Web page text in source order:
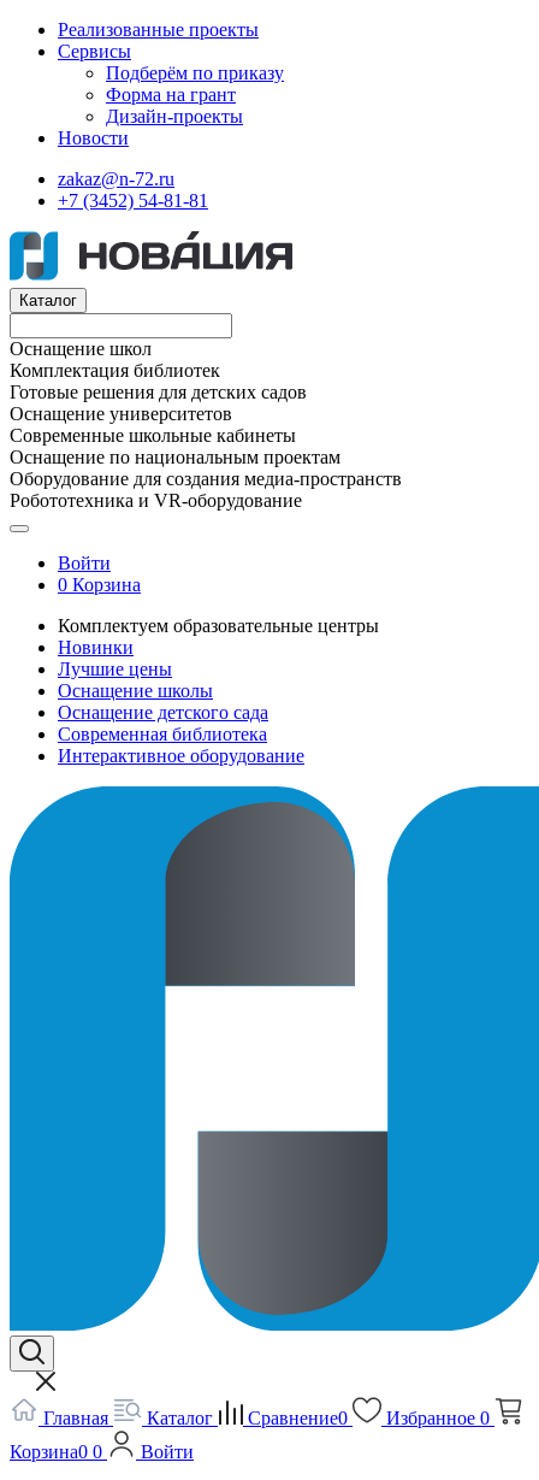
Реализованные проекты
Сервисы
Подберём по приказу
Форма на грант
Дизайн-проекты
Новости
zakaz@n-72.ru
+7 (3452) 54-81-81
Каталог
Оснащение школ
Комплектация библиотек
Готовые решения для детских садов
Оснащение университетов
Современные школьные кабинеты
Оснащение по национальным проектам
Оборудование для создания медиа-пространств
Робототехника и VR-оборудование
Войти
0 Корзина
Комплектуем образовательные центры
Новинки
Лучшие цены
Оснащение школы
Оснащение детского сада
Современная библиотека
Интерактивное оборудование
Главная Каталог Сравнение0 Избранное 0
Корзина0 0
Войти